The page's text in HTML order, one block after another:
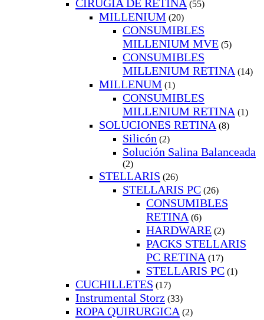
CIRUGIA DE RETINA (55)
MILLENIUM (20)
CONSUMIBLES
MILLENIUM MVE (5)
CONSUMIBLES
MILLENIUM RETINA (14)
MILLENUM (1)
CONSUMIBLES
MILLENIUM RETINA (1)
SOLUCIONES RETINA (8)
Silicón (2)
Solución Salina Balanceada
(2)
STELLARIS (26)
STELLARIS PC (26)
CONSUMIBLES
RETINA (6)
HARDWARE (2)
PACKS STELLARIS
PC RETINA (17)
STELLARIS PC (1)
CUCHILLETES (17)
Instrumental Storz (33)
ROPA QUIRURGICA (2)